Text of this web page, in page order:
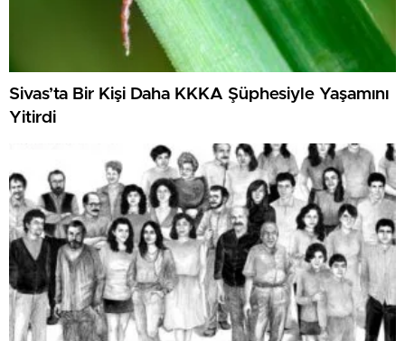
Sivas’ta Bir Kişi Daha KKKA Şüphesiyle Yaşamını
Yitirdi